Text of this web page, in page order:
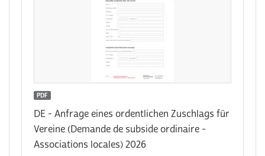
PDF
DE - Anfrage eines ordentlichen Zuschlags für
Vereine (Demande de subside ordinaire -
Associations locales) 2026